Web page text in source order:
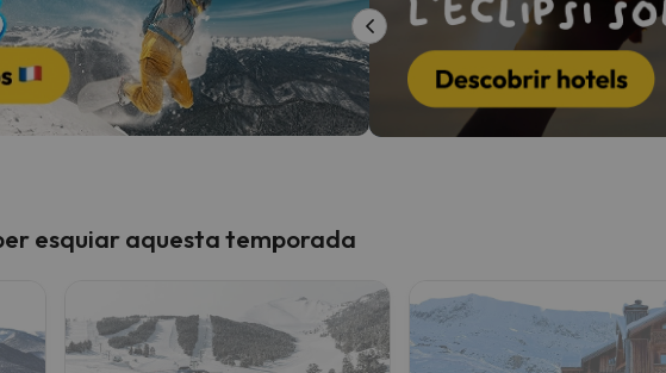
que coincideixin amb la teva cerca. Intenteu modificar la destinació.
ha perdut el nord. Quan trobi la seva brúixola torna.
esquiar aquesta temporada